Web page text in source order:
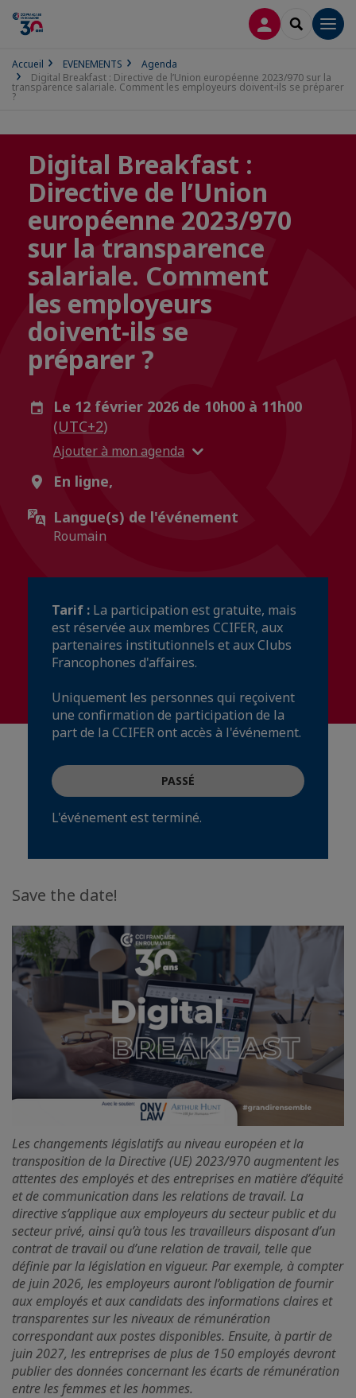
CONNEXION
Accueil EVENEMENTS
Agenda
Digital Breakfast : Directive de l’Union européenne 2023/970 sur la
transparence salariale. Comment les employeurs doivent-ils se préparer
?
Digital Breakfast :
Directive de l’Union
européenne 2023/970
sur la transparence
salariale. Comment
les employeurs
doivent-ils se
préparer ?
Le 12 février 2026 de 10h00 à 11h00
(UTC+2)
Ajouter à mon agenda
En ligne,
Langue(s) de l'événement
Roumain
Tarif : La participation est gratuite, mais
est réservée aux membres CCIFER, aux
partenaires institutionnels et aux Clubs
Francophones d'affaires.
Uniquement les personnes qui reçoivent
une confirmation de participation de la
part de la CCIFER ont accès à l'événement.
PASSÉ
L'événement est terminé.
Save the date!
Les changements législatifs au niveau européen et la
transposition de la Directive (UE) 2023/970 augmentent les
attentes des employés et des entreprises en matière d’équité
et de communication dans les relations de travail. La
directive s’applique aux employeurs du secteur public et du
secteur privé, ainsi qu’à tous les travailleurs disposant d’un
contrat de travail ou d’une relation de travail, telle que
définie par la législation en vigueur. Par exemple, à compter
de juin 2026, les employeurs auront l’obligation de fournir
aux employés et aux candidats des informations claires et
transparentes sur les niveaux de rémunération
correspondant aux postes disponibles. Ensuite, à partir de
juin 2027, les entreprises de plus de 150 employés devront
publier des données concernant les écarts de rémunération
entre les femmes et les hommes.